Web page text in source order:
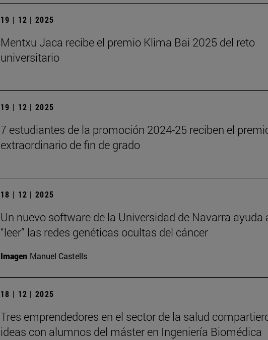
19 | 12 | 2025
Mentxu Jaca recibe el premio Klima Bai 2025 del reto
universitario
19 | 12 | 2025
7 estudiantes de la promoción 2024-25 reciben el
extraordinario de fin de grado
18 | 12 | 2025
Un nuevo software de la Universidad de Navarra ayuda
“leer” las redes genéticas ocultas del cáncer
Imagen Manuel Castells
18 | 12 | 2025
Tres emprendedores en el sector de la salud
ideas con alumnos del máster en Ingeniería Biomédica